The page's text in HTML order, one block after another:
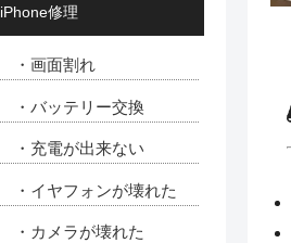
iPhone修理
・画面割れ
・バッテリー交換
・充電が出来ない
・イヤフォンが壊れた
・カメラが壊れた